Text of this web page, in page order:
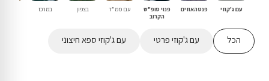
עם ג'קוזי פנטהאוזים
פנוי סופ"ש
הקרוב
עם ממ"ד בצפון במרכז
הכל עם ג'קוזי פרטי עם ג'קוזי ספא חיצוני